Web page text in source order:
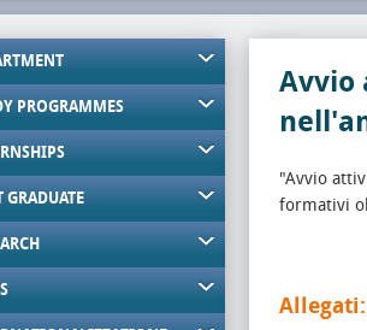
PROGRAMMES
GRADUATE
Avvio
"Avvio
formativi
Allegati: